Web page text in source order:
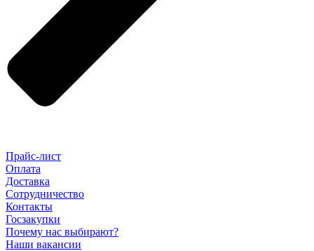
Прайс-лист
Оплата
Доставка
Сотрудничество
Контакты
Госзакупки
Почему нас выбирают?
Наши вакансии